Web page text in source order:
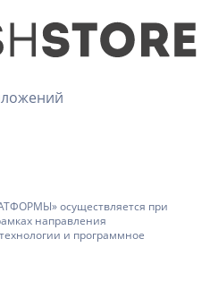
осуществляется при
направления
и программное